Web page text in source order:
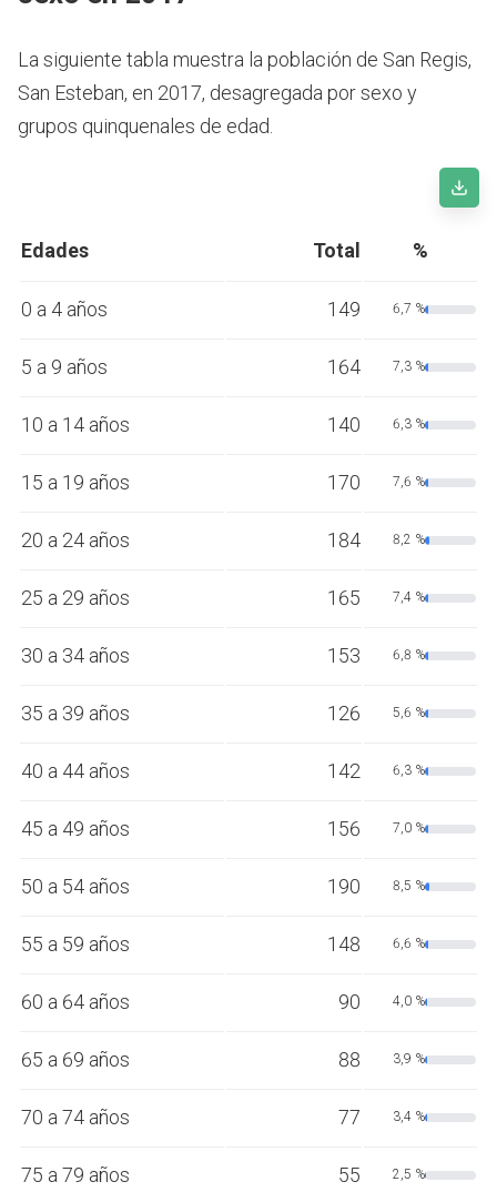
La siguiente tabla muestra la población de San Regis,
San Esteban, en 2017, desagregada por sexo y
grupos quinquenales de edad.
Edades Total %
0 a 4 años 149 6,7 %
5 a 9 años 164 7,3 %
10 a 14 años 140 6,3 %
15 a 19 años 170 7,6 %
20 a 24 años 184 8,2 %
25 a 29 años 165 7,4 %
30 a 34 años 153 6,8 %
35 a 39 años 126 5,6 %
40 a 44 años 142 6,3 %
45 a 49 años 156 7,0 %
50 a 54 años 190 8,5 %
55 a 59 años 148 6,6 %
60 a 64 años 90 4,0 %
65 a 69 años 88 3,9 %
70 a 74 años 77 3,4 %
75 a 79 años 55 2,5 %